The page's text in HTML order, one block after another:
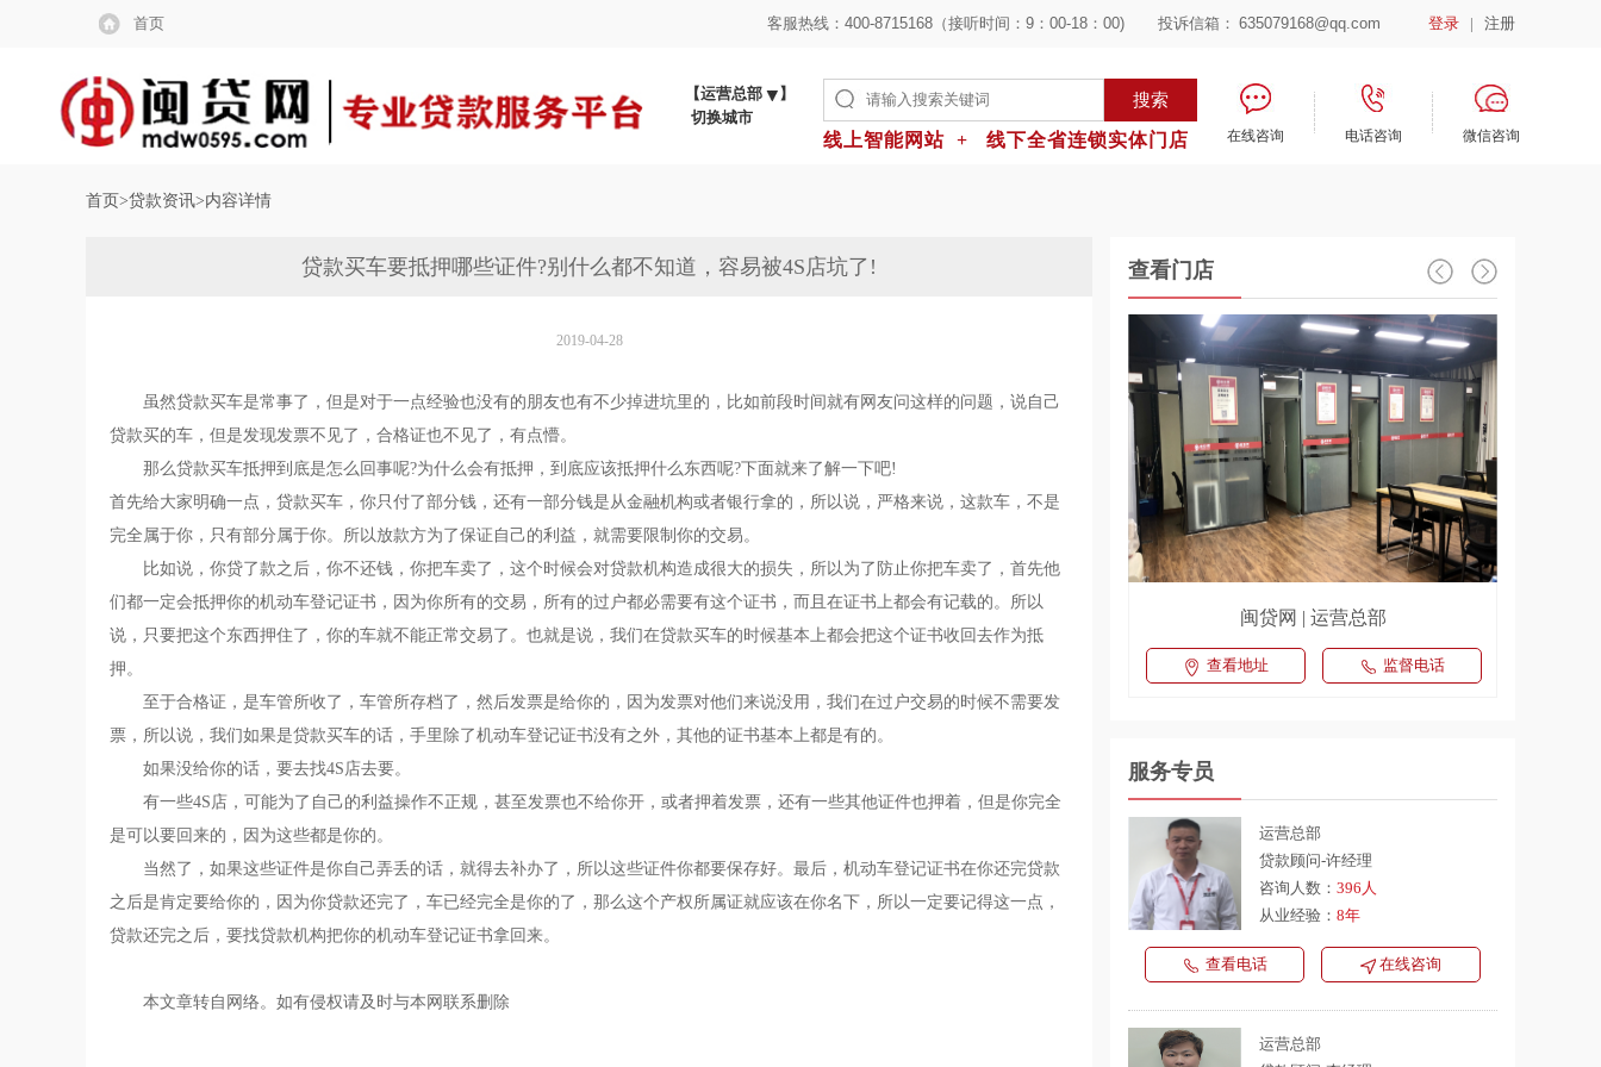
首页 登录 | 注册
客服热线： 400-8715168（接听时间：9：00-18：00) 投诉信箱： 635079168@qq.com
在线咨询 电话咨询 微信咨询
线上智能网站 + 线下全省连锁实体门店
【运营总部
】
切换城市
首页>贷款资讯>内容详情
贷款买车要抵押哪些证件?别什么都不知道，容易被4S店坑了!
2019-04-28
虽然贷款买车是常事了，但是对于一点经验也没有的朋友也有不少掉进坑里的，比如前段时间就有网友问这样的问题，说自己
贷款买的车，但是发现发票不见了，合格证也不见了，有点懵。
那么贷款买车抵押到底是怎么回事呢?为什么会有抵押，到底应该抵押什么东西呢?下面就来了解一下吧!
首先给大家明确一点，贷款买车，你只付了部分钱，还有一部分钱是从金融机构或者银行拿的，所以说，严格来说，这款车，不是
完全属于你，只有部分属于你。所以放款方为了保证自己的利益，就需要限制你的交易。
比如说，你贷了款之后，你不还钱，你把车卖了，这个时候会对贷款机构造成很大的损失，所以为了防止你把车卖了，首先他
们都一定会抵押你的机动车登记证书，因为你所有的交易，所有的过户都必需要有这个证书，而且在证书上都会有记载的。所以
说，只要把这个东西押住了，你的车就不能正常交易了。也就是说，我们在贷款买车的时候基本上都会把这个证书收回去作为抵
押。
至于合格证，是车管所收了，车管所存档了，然后发票是给你的，因为发票对他们来说没用，我们在过户交易的时候不需要发
票，所以说，我们如果是贷款买车的话，手里除了机动车登记证书没有之外，其他的证书基本上都是有的。
如果没给你的话，要去找4S店去要。
有一些4S店，可能为了自己的利益操作不正规，甚至发票也不给你开，或者押着发票，还有一些其他证件也押着，但是你完全
是可以要回来的，因为这些都是你的。
当然了，如果这些证件是你自己弄丢的话，就得去补办了，所以这些证件你都要保存好。最后，机动车登记证书在你还完贷款
之后是肯定要给你的，因为你贷款还完了，车已经完全是你的了，那么这个产权所属证就应该在你名下，所以一定要记得这一点，
贷款还完之后，要找贷款机构把你的机动车登记证书拿回来。
本文章转自网络。如有侵权请及时与本网联系删除
查看门店
闽贷网 | 运营总部
查看地址 监督电话
服务专员
运营总部
贷款顾问-许经理
咨询人数： 396人
从业经验： 8年
查看电话 在线咨询
运营总部